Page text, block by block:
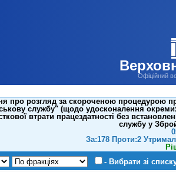
Офіційний
про розгляд за скороченою процедурою
службу" (щодо удосконалення
втрати працездатності без
службу у
За:178 Проти:2
- Вибрати зі